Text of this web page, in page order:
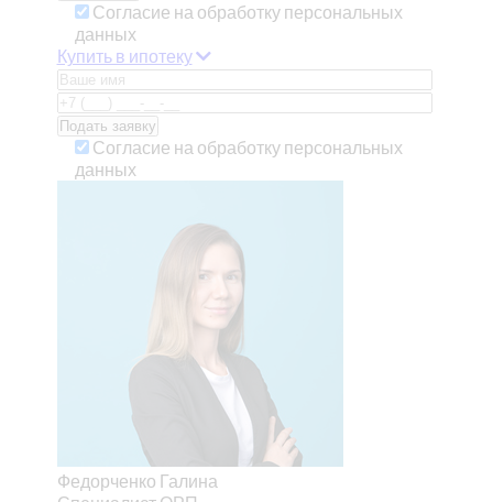
Согласие на обработку персональных
данных
Купить в ипотеку
Согласие на обработку персональных
данных
Федорченко Галина